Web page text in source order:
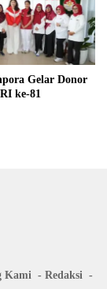
Gelar Donor
ke-81
Kami
Redaksi